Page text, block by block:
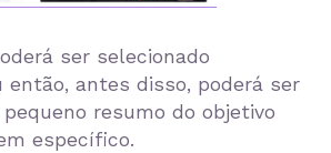
ser selecionado
antes disso, poderá ser
resumo do objetivo
específico.